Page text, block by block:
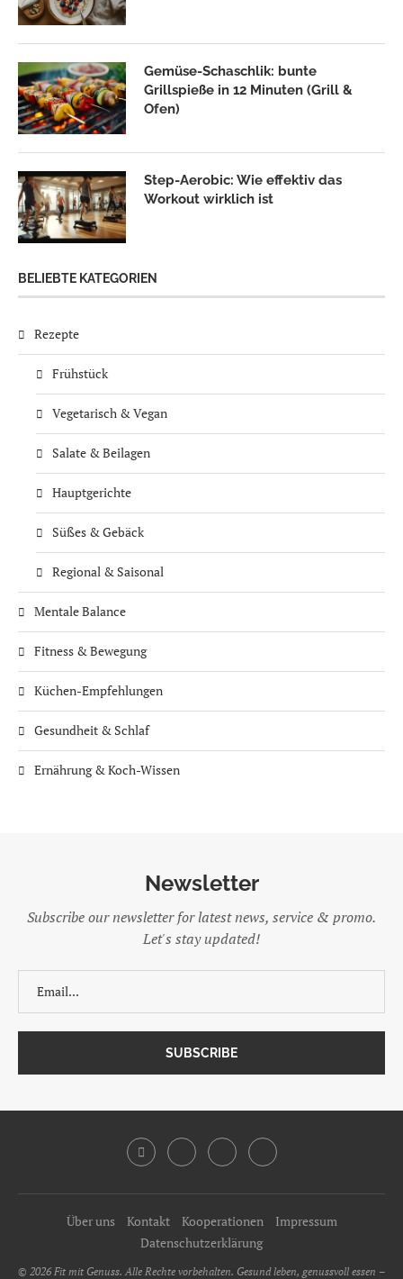
Gemüse-Schaschlik: bunte
Grillspieße in 12 Minuten (Grill &
Ofen)
Step-Aerobic: Wie effektiv das
Workout wirklich ist
BELIEBTE KATEGORIEN
Rezepte
Frühstück
Vegetarisch & Vegan
Salate & Beilagen
Hauptgerichte
Süßes & Gebäck
Regional & Saisonal
Mentale Balance
Fitness & Bewegung
Küchen-Empfehlungen
Gesundheit & Schlaf
Ernährung & Koch-Wissen
Newsletter
Subscribe our newsletter for latest news, service & promo.
Let's stay updated!
Über uns Kontakt Kooperationen
Impressum
Datenschutzerklärung
© 2026 Fit mit Genuss. Alle Rechte vorbehalten. Gesund leben, genussvoll essen –